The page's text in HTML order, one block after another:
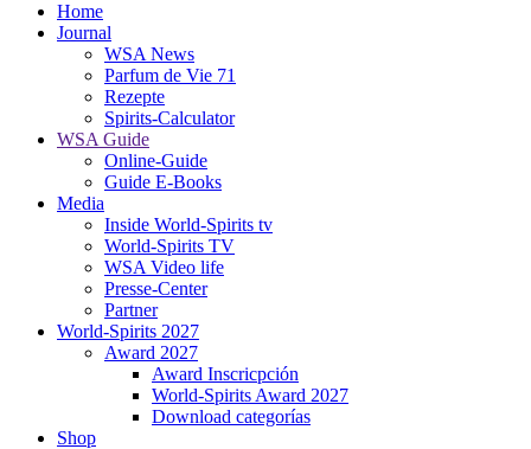
Home
Journal
WSA News
Parfum de Vie 71
Rezepte
Spirits-Calculator
WSA Guide
Online-Guide
Guide E-Books
Media
Inside World-Spirits tv
World-Spirits TV
WSA Video life
Presse-Center
Partner
World-Spirits 2027
Award 2027
Award Inscricpción
World-Spirits Award 2027
Download categorías
Shop